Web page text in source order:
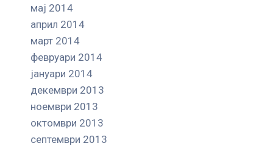
мај 2014
април 2014
март 2014
февруари 2014
јануари 2014
декември 2013
ноември 2013
октомври 2013
септември 2013